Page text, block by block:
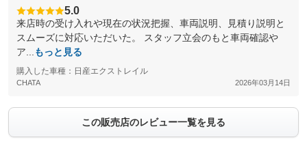
5.0
来店時の受け入れや現在の状況把握、車両説明、見積り説明と
スムーズに対応いただいた。 スタッフ立会のもと車両確認や
ア...
もっと見る
購入した車種：日産エクストレイル
CHATA 2026年03月14日
この販売店のレビュー一覧を見る